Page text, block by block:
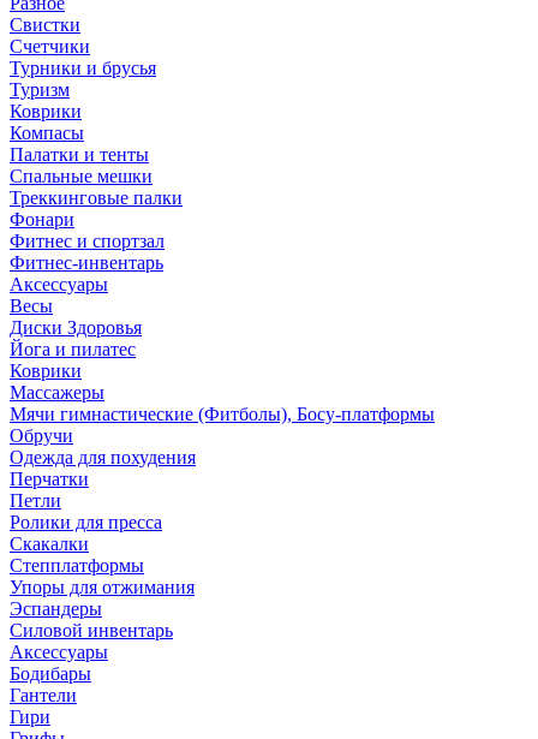
Свистки
Счетчики
Турники и брусья
Туризм
Коврики
Компасы
Палатки и тенты
Спальные мешки
Треккинговые палки
Фонари
Фитнес и спортзал
Фитнес-инвентарь
Аксессуары
Весы
Диски Здоровья
Йога и пилатес
Коврики
Массажеры
Мячи гимнастические (Фитболы), Босу-платформы
Обручи
Одежда для похудения
Перчатки
Петли
Ролики для пресса
Скакалки
Степплатформы
Упоры для отжимания
Эспандеры
Силовой инвентарь
Аксессуары
Бодибары
Гантели
Гири